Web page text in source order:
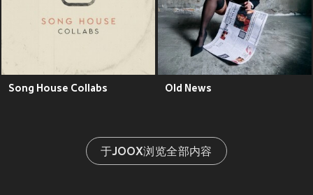
Song House Collabs Old News
于JOOX浏览全部内容